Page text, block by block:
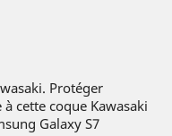
Protéger
cette coque Kawasaki
Galaxy S7